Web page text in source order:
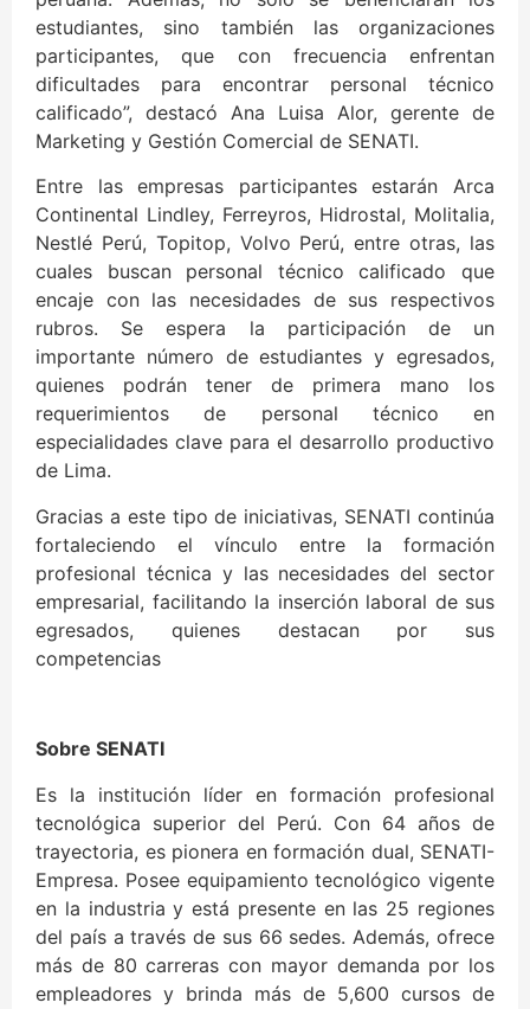
estudiantes, sino también las organizaciones
participantes, que con frecuencia enfrentan
dificultades para encontrar personal técnico
calificado”, destacó Ana Luisa Alor, gerente de
Marketing y Gestión Comercial de SENATI.
Entre las empresas participantes estarán Arca
Continental Lindley, Ferreyros, Hidrostal, Molitalia,
Nestlé Perú, Topitop, Volvo Perú, entre otras, las
cuales buscan personal técnico calificado que
encaje con las necesidades de sus respectivos
rubros. Se espera la participación de un
importante número de estudiantes y egresados,
quienes podrán tener de primera mano los
requerimientos de personal técnico en
especialidades clave para el desarrollo productivo
de Lima.
Gracias a este tipo de iniciativas, SENATI continúa
fortaleciendo el vínculo entre la formación
profesional técnica y las necesidades del sector
empresarial, facilitando la inserción laboral de sus
egresados, quienes destacan por sus
competencias
Sobre SENATI
Es la institución líder en formación profesional
tecnológica superior del Perú. Con 64 años de
trayectoria, es pionera en formación dual, SENATI-
Empresa. Posee equipamiento tecnológico vigente
en la industria y está presente en las 25 regiones
del país a través de sus 66 sedes. Además, ofrece
más de 80 carreras con mayor demanda por los
empleadores y brinda más de 5,600 cursos de